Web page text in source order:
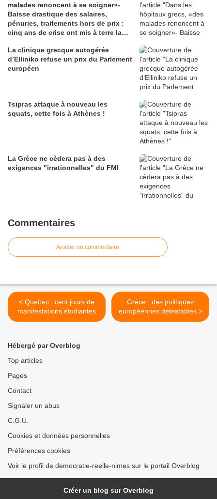
malades renoncent à se soigner»-
Baisse drastique des salaires,
pénuries, traitements hors de prix :
cinq ans de crise ont mis à terre la
La clinique grecque autogérée
d’Elliniko refuse un prix du Parlement
européen
Tsipras attaque à nouveau les
squats, cette fois à Athènes !
La Grèce ne cèdera pas à des
exigences "irrationnelles" du FMI
Commentaires
Ajouter un commentaire
< Quebec : cent jours de
manifestations étudiantes
Grèce : des politiques
européennes détestables >
Hébergé par Overblog
Top articles
Pages
Contact
Signaler un abus
C.G.U.
Cookies et données personnelles
Préférences cookies
Voir le profil de democratie-reelle-nimes sur le portail Overblog
Créer un blog sur Overblog